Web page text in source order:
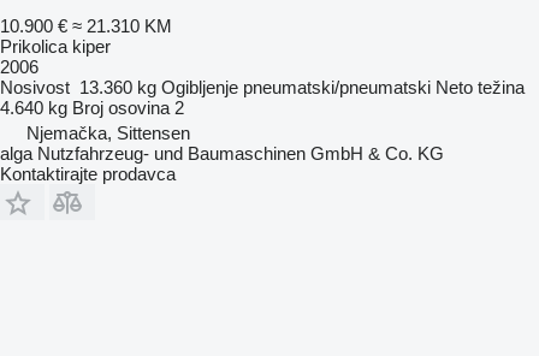
10.900 € ≈ 21.310 KM
Prikolica kiper
2006
Nosivost 13.360 kg Ogibljenje pneumatski/pneumatski Neto težina
4.640 kg Broj osovina 2
Njemačka, Sittensen
alga Nutzfahrzeug- und Baumaschinen GmbH & Co. KG
Kontaktirajte prodavca